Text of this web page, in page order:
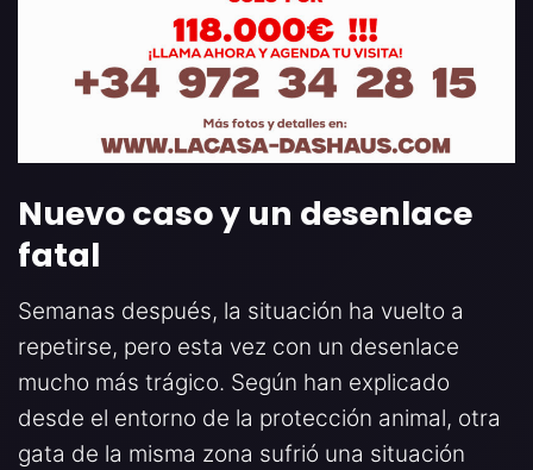
Nuevo caso y un desenlace
fatal
Semanas después, la situación ha vuelto a
repetirse, pero esta vez con un desenlace
mucho más trágico. Según han explicado
desde el entorno de la protección animal, otra
gata de la misma zona sufrió una situación